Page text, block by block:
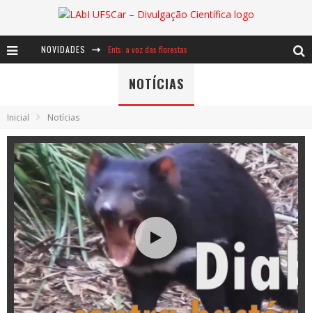
NOVIDADES Ents: a voz das florestas
Notáveis: Bertha Lutz
NOTÍCIAS
Inicial Notícias